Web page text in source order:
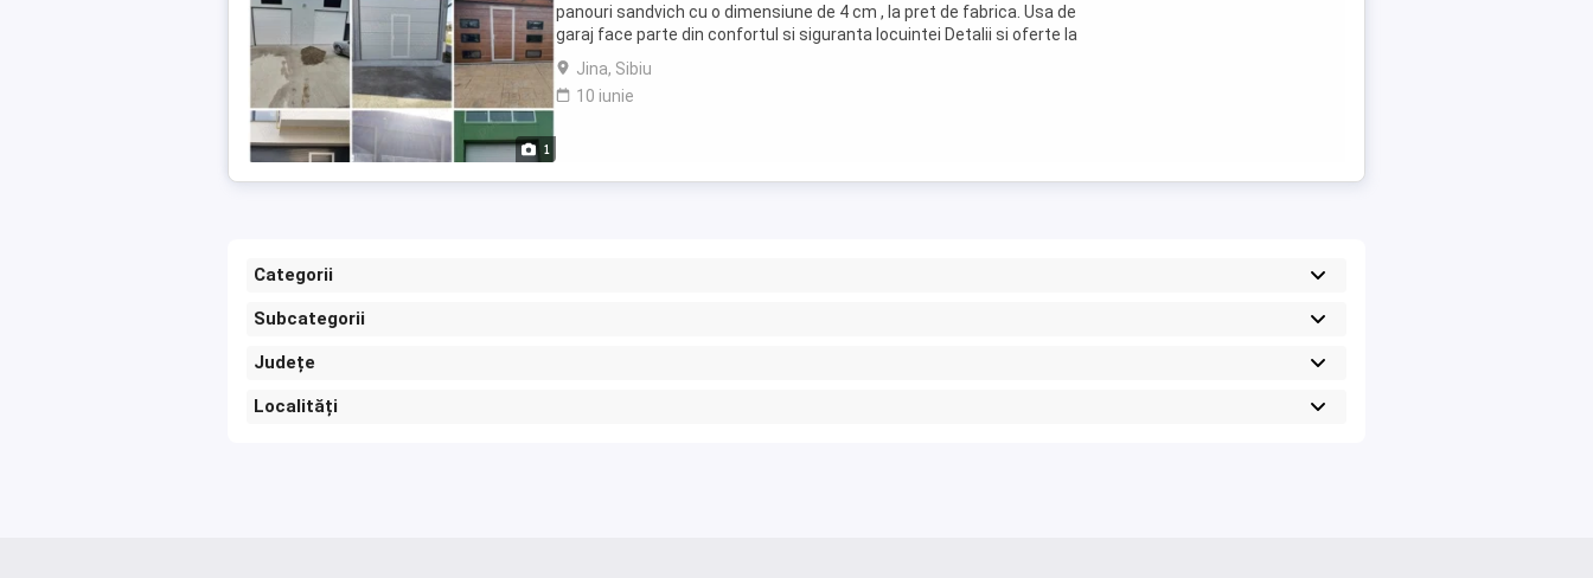
1
panouri sandvich cu o dimensiune de 4 cm , la pret de fabrica. Usa de
garaj face parte din confortul si siguranta locuintei Detalii si oferte la
tel:
Jina, Sibiu
10 iunie
Categorii
Subcategorii
Județe
Localități